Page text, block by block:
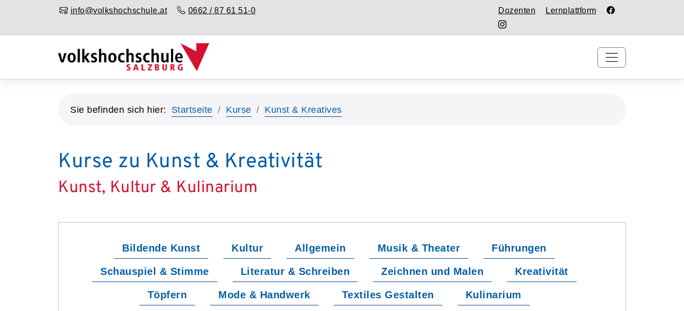
info@volkshochschule.at 0662 / 87 61 51-0 Dozenten Lernplattform
Sie befinden sich hier: Startseite Kurse Kunst & Kreatives
Kurse zu Kunst & Kreativität
Kunst, Kultur & Kulinarium
Bildende Kunst Kultur Allgemein Musik & Theater Führungen
Schauspiel & Stimme Literatur & Schreiben Zeichnen und Malen Kreativität
Töpfern Mode & Handwerk Textiles Gestalten Kulinarium